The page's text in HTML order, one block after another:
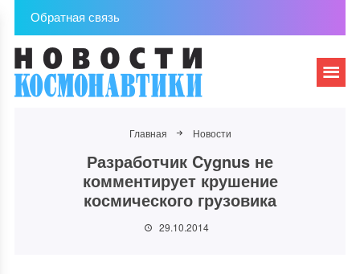
Обратная связь
Главная Новости
Разработчик Cygnus не
комментирует крушение
космического грузовика
29.10.2014